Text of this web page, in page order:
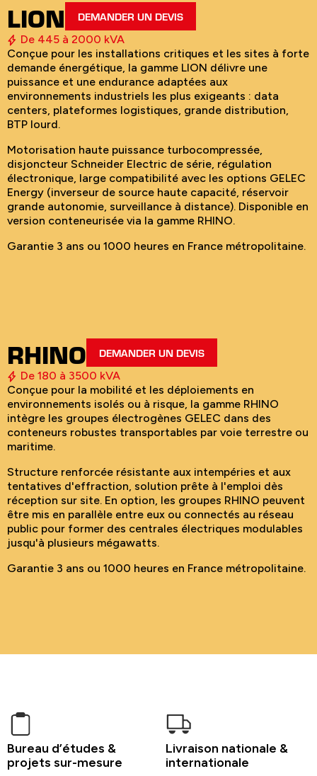
LION DEMANDER UN DEVIS
De 445 à 2000 kVA
Conçue pour les installations critiques et les sites à forte
demande énergétique, la gamme LION délivre une
puissance et une endurance adaptées aux
environnements industriels les plus exigeants : data
centers, plateformes logistiques, grande distribution,
BTP lourd.
Motorisation haute puissance turbocompressée,
disjoncteur Schneider Electric de série, régulation
électronique, large compatibilité avec les options GELEC
Energy (inverseur de source haute capacité, réservoir
grande autonomie, surveillance à distance). Disponible en
version conteneurisée via la gamme RHINO.
Garantie 3 ans ou 1000 heures en France métropolitaine.
RHINO DEMANDER UN DEVIS
De 180 à 3500 kVA
Conçue pour la mobilité et les déploiements en
environnements isolés ou à risque, la gamme RHINO
intègre les groupes électrogènes GELEC dans des
conteneurs robustes transportables par voie terrestre ou
maritime.
Structure renforcée résistante aux intempéries et aux
tentatives d'effraction, solution prête à l'emploi dès
réception sur site. En option, les groupes RHINO peuvent
être mis en parallèle entre eux ou connectés au réseau
public pour former des centrales électriques modulables
jusqu'à plusieurs mégawatts.
Garantie 3 ans ou 1000 heures en France métropolitaine.
Bureau d’études &
projets sur-mesure
Livraison nationale &
internationale